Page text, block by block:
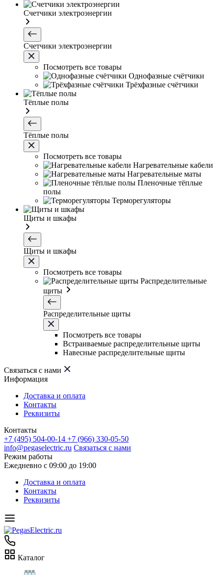
Счетчики электроэнергии
Счетчики электроэнергии
Посмотреть все товары
Однофазные счётчики
Трёхфазные счётчики
Тёплые полы
Тёплые полы
Посмотреть все товары
Нагревательные кабели
Нагревательные маты
Пленочные тёплые
полы
Терморегуляторы
Щиты и шкафы
Щиты и шкафы
Посмотреть все товары
Распределительные
щиты
Распределительные щиты
Посмотреть все товары
Встраиваемые распределительные щиты
Навесные распределительные щиты
Связаться с нами
Информация
Доставка и оплата
Контакты
Реквизиты
Контакты
+7 (495) 504-00-14 +7 (966) 330-05-50
info@pegaselectric.ru Связаться с нами
Режим работы
Ежедневно с 09:00 до 19:00
Доставка и оплата
Контакты
Реквизиты
Каталог